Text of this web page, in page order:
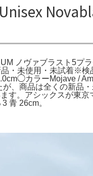
ノヴァブラスト5プ
未使用・未試着※検
カラーMojave /
、商品は全くの新品
す。アシックスが東
青 26cm。